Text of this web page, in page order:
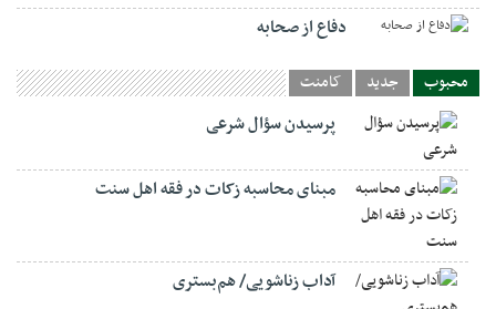
دفاع از صحابه
محبوب جدید کامنت
پرسیدن سؤال شرعی
مبنای محاسبه زکات در فقه اهل سنت
آداب زناشویی/ هم‌بستری